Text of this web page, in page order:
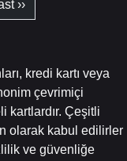
››
çevrimiçi
kartlardır. Çeşitli
olarak kabul edilirler
ve güvenliğe